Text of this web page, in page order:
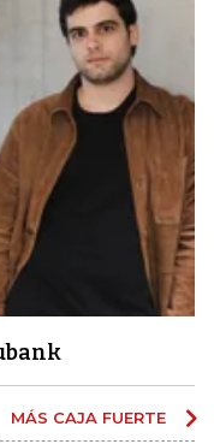
MÁS CAJA FUERTE